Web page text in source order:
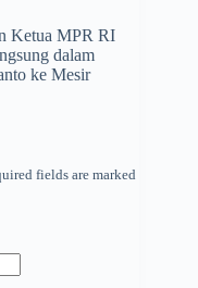
Ketua MPR RI
dalam
ke Mesir
fields are marked